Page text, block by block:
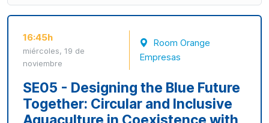
16:45h
miércoles, 19 de
noviembre
Room Orange
Empresas
SE05 - Designing the Blue Future
Together: Circular and Inclusive
Aquaculture in Coexistence with